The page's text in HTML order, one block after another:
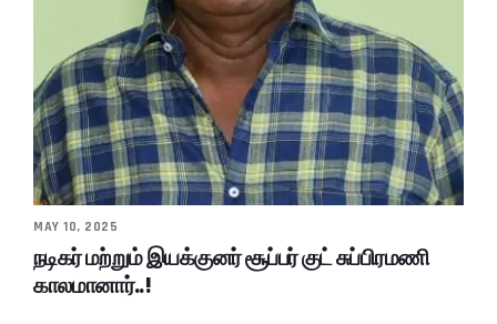
MAY 10, 2025
நடிகர் மற்றும் இயக்குனர் சூப்பர் குட் சுப்பிரமணி
காலமானார்..!